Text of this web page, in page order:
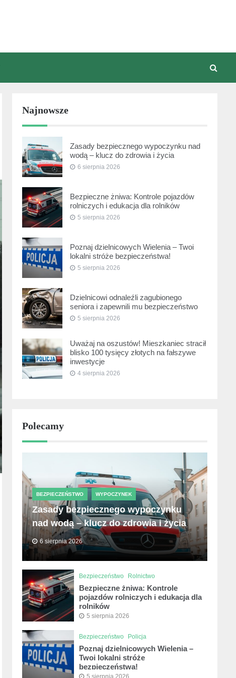
Najnowsze
Zasady bezpiecznego wypoczynku nad
wodą – klucz do zdrowia i życia
6 sierpnia 2026
Bezpieczne żniwa: Kontrole pojazdów
rolniczych i edukacja dla rolników
5 sierpnia 2026
Poznaj dzielnicowych Wielenia – Twoi
lokalni stróże bezpieczeństwa!
5 sierpnia 2026
Dzielnicowi odnaleźli zagubionego
seniora i zapewnili mu bezpieczeństwo
5 sierpnia 2026
Uważaj na oszustów! Mieszkaniec stracił
blisko 100 tysięcy złotych na fałszywe
inwestycje
4 sierpnia 2026
Polecamy
BEZPIECZEŃSTWO WYPOCZYNEK
Zasady bezpiecznego wypoczynku
nad wodą – klucz do zdrowia i życia
6 sierpnia 2026
Bezpieczeństwo Rolnictwo
Bezpieczne żniwa: Kontrole
pojazdów rolniczych i edukacja dla
rolników
5 sierpnia 2026
Bezpieczeństwo Policja
Poznaj dzielnicowych Wielenia –
Twoi lokalni stróże
bezpieczeństwa!
5 sierpnia 2026